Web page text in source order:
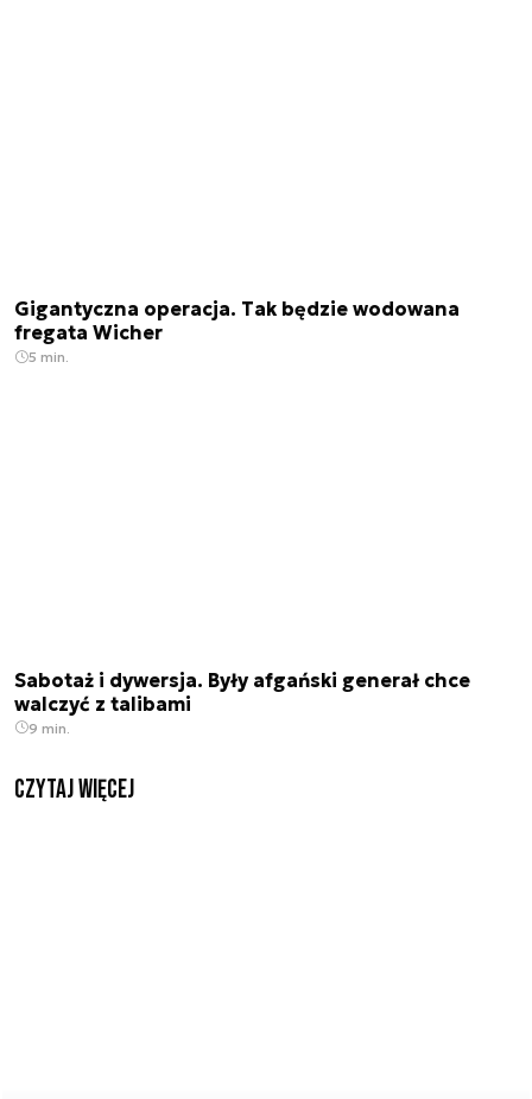
Gigantyczna operacja. Tak będzie wodowana
fregata Wicher
5 min.
Sabotaż i dywersja. Były afgański generał chce
walczyć z talibami
9 min.
czytaj więcej